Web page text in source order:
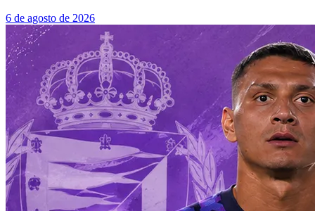
6 de agosto de 2026